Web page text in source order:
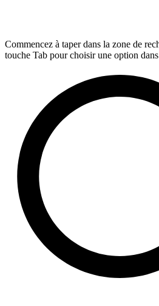
Commencez à taper dans la zone de
touche Tab pour choisir une option